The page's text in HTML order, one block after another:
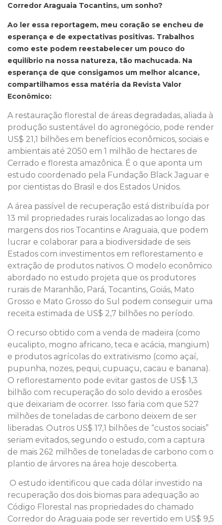
Corredor Araguaia Tocantins, um sonho?
Ao ler essa reportagem, meu coração se encheu de
esperança e de expectativas positivas. Trabalhos
como este podem reestabelecer um pouco do
equilíbrio na nossa natureza, tão machucada. Na
esperança de que consigamos um melhor alcance,
compartilhamos essa matéria da Revista Valor
Econômico:
A restauração florestal de áreas degradadas, aliada à
produção sustentável do agronegócio, pode render
US$ 21,1 bilhões em benefícios econômicos, sociais e
ambientais até 2050 em 1 milhão de hectares de
Cerrado e floresta amazônica. É o que aponta um
estudo coordenado pela Fundação Black Jaguar e
por cientistas do Brasil e dos Estados Unidos.
A área passível de recuperação está distribuída por
13 mil propriedades rurais localizadas ao longo das
margens dos rios Tocantins e Araguaia, que podem
lucrar e colaborar para a biodiversidade de seis
Estados com investimentos em reflorestamento e
extração de produtos nativos. O modelo econômico
abordado no estudo projeta que os produtores
rurais de Maranhão, Pará, Tocantins, Goiás, Mato
Grosso e Mato Grosso do Sul podem conseguir uma
receita estimada de US$ 2,7 bilhões no período.
O recurso obtido com a venda de madeira (como
eucalipto, mogno africano, teca e acácia, mangium)
e produtos agrícolas do extrativismo (como açaí,
pupunha, nozes, pequi, cupuaçu, cacau e banana).
O reflorestamento pode evitar gastos de US$ 1,3
bilhão com recuperação do solo devido a erosões
que deixariam de ocorrer. Isso faria com que 527
milhões de toneladas de carbono deixem de ser
liberadas. Outros US$ 17,1 bilhões de “custos sociais”
seriam evitados, segundo o estudo, com a captura
de mais 262 milhões de toneladas de carbono com o
plantio de árvores na área hoje descoberta.
O estudo identificou que cada dólar investido na
recuperação dos dois biomas para adequação ao
Código Florestal nas propriedades do chamado
Corredor do Araguaia pode ser revertido em US$ 9,5